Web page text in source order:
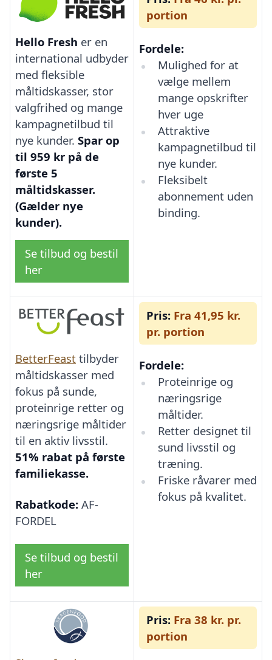
Hello Fresh er en
international udbyder
med fleksible
måltidskasser, stor
valgfrihed og mange
kampagnetilbud til
nye kunder. Spar op
til 959 kr på de
første 5
måltidskasser.
(Gælder nye
kunder).
Se tilbud og bestil
her
portion
Fordele:
Mulighed for at
vælge mellem
mange opskrifter
hver uge
Attraktive
kampagnetilbud til
nye kunder.
Fleksibelt
abonnement uden
binding.
BetterFeast tilbyder
måltidskasser med
fokus på sunde,
proteinrige retter og
næringsrige måltider
til en aktiv livsstil.
51% rabat på første
familiekasse.
Rabatkode: AF-
FORDEL
Se tilbud og bestil
her
Pris: Fra 41,95 kr.
pr. portion
Fordele:
Proteinrige og
næringsrige
måltider.
Retter designet til
sund livsstil og
træning.
Friske råvarer med
fokus på kvalitet.
Pris: Fra 38 kr. pr.
portion